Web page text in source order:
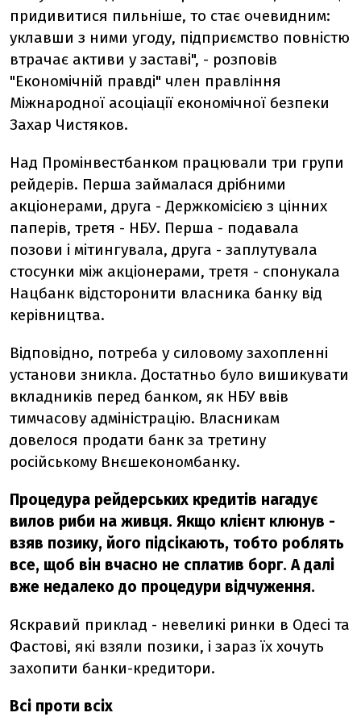
придивитися пильніше, то стає очевидним:
уклавши з ними угоду, підприємство повністю
втрачає активи у заставі", - розповів
"Економічній правді" член правління
Міжнародної асоціації економічної безпеки
Захар Чистяков.
Над Промінвестбанком працювали три групи
рейдерів. Перша займалася дрібними
акціонерами, друга - Держкомісією з цінних
паперів, третя - НБУ. Перша - подавала
позови і мітингувала, друга - заплутувала
стосунки між акціонерами, третя - спонукала
Нацбанк відсторонити власника банку від
керівництва.
Відповідно, потреба у силовому захопленні
установи зникла. Достатньо було вишикувати
вкладників перед банком, як НБУ ввів
тимчасову адміністрацію. Власникам
довелося продати банк за третину
російському Внєшекономбанку.
Процедура рейдерських кредитів нагадує
вилов риби на живця. Якщо клієнт клюнув -
взяв позику, його підсікають, тобто роблять
все, щоб він вчасно не сплатив борг. А далі
вже недалеко до процедури відчуження.
Яскравий приклад - невеликі ринки в Одесі та
Фастові, які взяли позики, і зараз їх хочуть
захопити банки-кредитори.
Всі проти всіх